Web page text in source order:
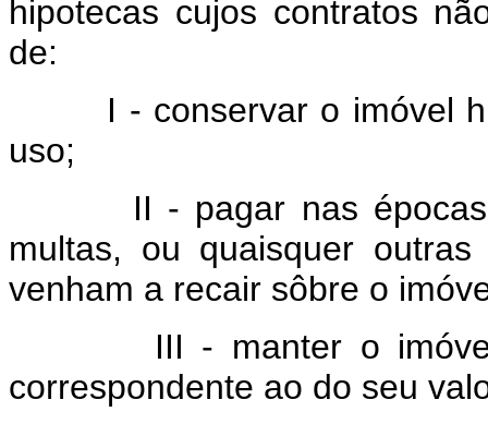
hipotecas cujos contratos
de:
I - conservar o imóvel
uso;
II - pagar nas épocas
multas, ou quaisquer
venham a recair sôbre o
III - manter o imóvel
correspondente ao do seu